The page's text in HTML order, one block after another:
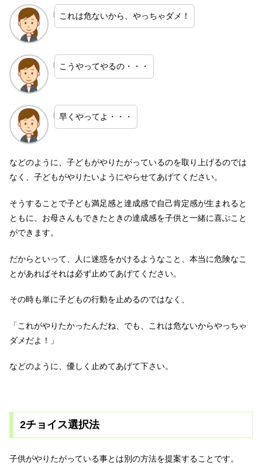
これは危ないから、やっちゃダメ！
こうやってやるの・・・
早くやってよ・・・
などのように、子どもがやりたがっているのを取り上げるのでは
なく、子どもがやりたいようにやらせてあげてください。
そうすることで子ども満足感と達成感で自己肯定感が生まれると
ともに、お母さんもできたときの達成感を子供と一緒に喜ぶこと
ができます。
だからといって、人に迷惑をかけるようなこと、本当に危険なこ
とがあればそれは必ず止めてあげてください。
その時も単に子どもの行動を止めるのではなく、
「これがやりたかったんだね、でも、これは危ないからやっちゃ
ダメだよ！」
などのように、優しく止めてあげて下さい。
2チョイス選択法
子供がやりたがっている事とは別の方法を提案することです。